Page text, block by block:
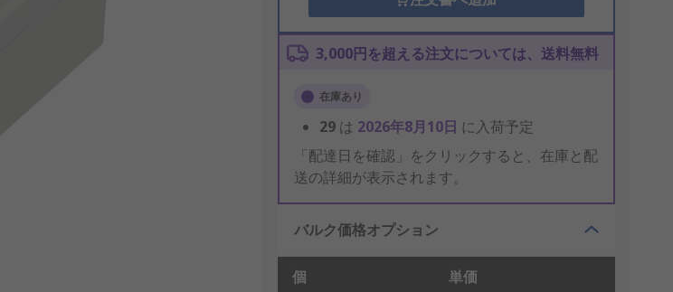
3,000円を超える注文については、送料無料
在庫あり
29 は 2026年8月10日 に入荷予定
「配達日を確認」をクリックすると、在庫と配
送の詳細が表示されます。
バルク価格オプション
個 単価